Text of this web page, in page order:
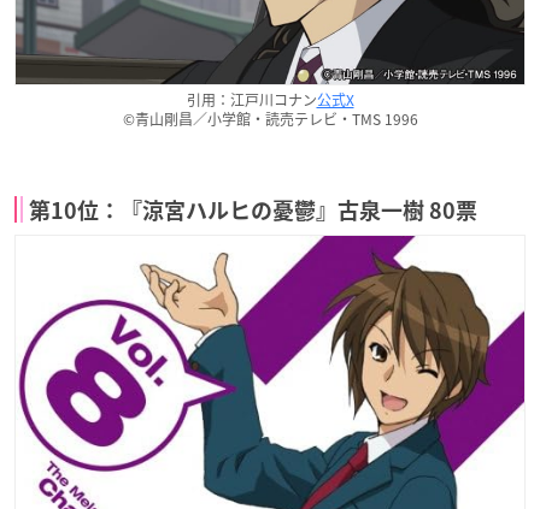
引用：江戸川コナン公式X
©青山剛昌／小学館・読売テレビ・TMS 1996
第10位：『涼宮ハルヒの憂鬱』古泉一樹 80票